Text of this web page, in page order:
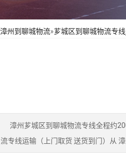
漳州到聊城物流»芗城区到聊城物流专
漳州芗城区到聊城物流专线全程约
流专线运输（上门取货 送货到门）从